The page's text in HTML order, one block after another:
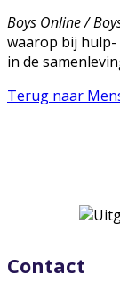
Boys Online /
waarop bij hulp-
in de
Terug naar
Contact